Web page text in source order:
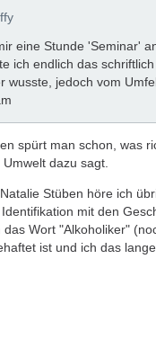
eine Stunde 'Seminar'
ich endlich das
wusste, jedoch vom
spürt man schon, was
dazu sagt.
Stüben höre ich
mit den
Wort "Alkoholiker"
ist und ich das